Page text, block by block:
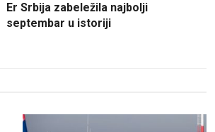
Er Srbija zabeležila najbolji
septembar u istoriji